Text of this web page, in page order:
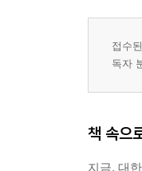
1위. 시금
3위. 버섯
7위. 들깨
8위. 단호
접수
독자
책 속으
지금, 대